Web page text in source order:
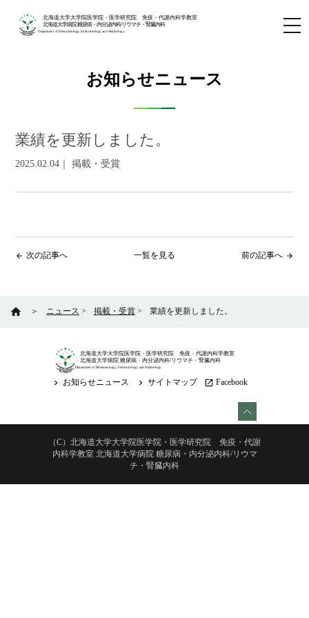
北海道大学大学院医学院・医学研究院 免疫・代謝内科学教室
北海道大学病院 糖尿病・内分泌内科/リウマチ・腎臓内科
Department of Rheumatology, Endocrinology and Nephrology
お知らせニュース
業績を更新しました。
2025.02.04｜ 掲載・受賞
arrow_back 次の記事へ 一覧を見る arrow_forward
前の記事へ
home ＞ ニュース > 掲載・受賞 > 業績を更新しました。
北海道大学大学院医学院・医学研究院 免疫・代謝内科学教室
北海道大学病院 糖尿病・内分泌内科/リウマチ・腎臓内科
Department of Rheumatology, Endocrinology and Nephrology
keyboard_arrow_right お知らせニュース keyboard_arrow_right サイトマップ launch Facebook
（C）北海道大学大学院医学院・医学研究院 免疫・代謝
内科学教室 北海道大学病院 糖尿病・内分泌内科/リウマ
チ・腎臓内科